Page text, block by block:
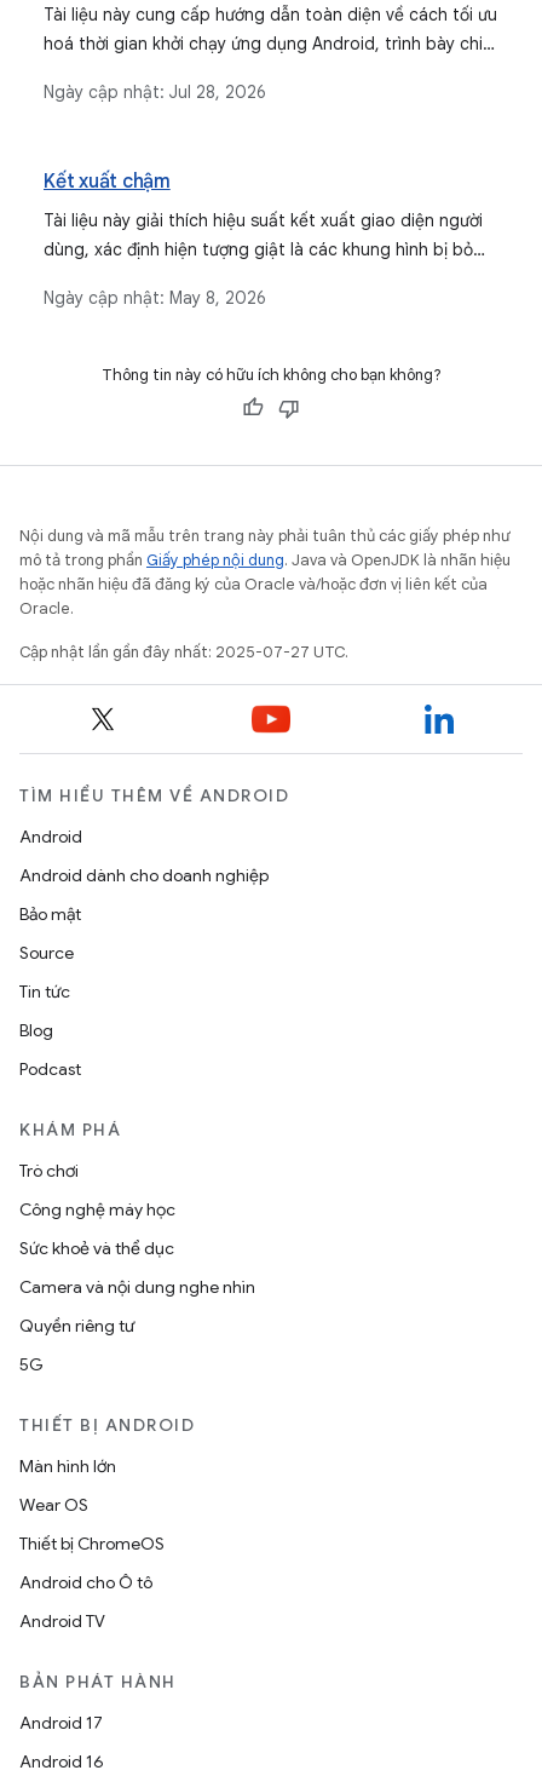
Tài liệu này cung cấp hướng dẫn toàn diện về cách tối ưu
hoá thời gian khởi chạy ứng dụng Android, trình bày chi
hiệu suất và giải pháp cho các vấn đề thường gặp ảnh
Ngày cập nhật: Jul 28, 2026
Kết xuất chậm
Tài liệu này giải thích hiệu suất kết xuất giao diện người
dùng, xác định hiện tượng giật là các khung hình bị bỏ
lớn. Thư viện này cung cấp các phương thức để chẩn
dụng Android, tập trung vào việc duy trì trải nghiệm
Ngày cập nhật: May 8, 2026
Thông tin này có hữu ích không cho bạn không?
Nội dung và mã mẫu trên trang này phải tuân thủ các giấy phép như
mô tả trong phần Giấy phép nội dung. Java và OpenJDK là nhãn hiệu
hoặc nhãn hiệu đã đăng ký của Oracle và/hoặc đơn vị liên kết của
Oracle.
Cập nhật lần gần đây nhất: 2025-07-27 UTC.
TÌM HIỂU THÊM VỀ ANDROID
Android
Android dành cho doanh nghiệp
Bảo mật
Source
Tin tức
Blog
Podcast
KHÁM PHÁ
Trò chơi
Công nghệ máy học
Sức khoẻ và thể dục
Camera và nội dung nghe nhìn
Quyền riêng tư
5G
THIẾT BỊ ANDROID
Màn hình lớn
Wear OS
Thiết bị ChromeOS
Android cho Ô tô
Android TV
BẢN PHÁT HÀNH
Android 17
Android 16